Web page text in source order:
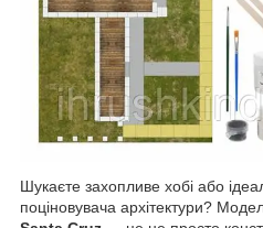
Шукаєте захопливе хобі або
поціновувача архітектури?